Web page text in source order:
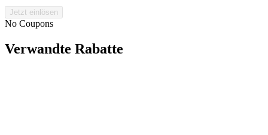
Jetzt einlösen
No Coupons
Verwandte Rabatte